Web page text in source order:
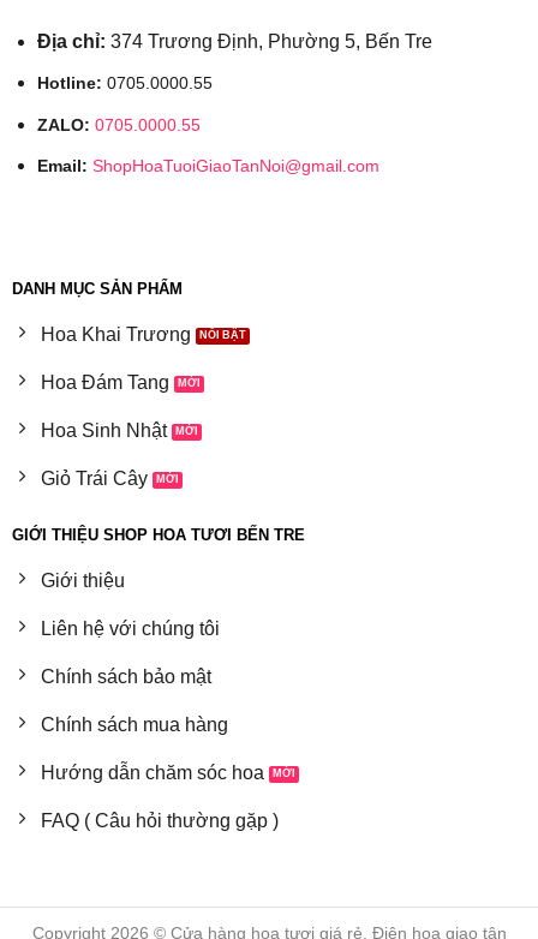
Địa chỉ: 374 Trương Định, Phường 5, Bến Tre
Hotline: 0705.0000.55
ZALO: 0705.0000.55
Email: ShopHoaTuoiGiaoTanNoi@gmail.com
DANH MỤC SẢN PHẨM
Hoa Khai Trương
Hoa Đám Tang
Hoa Sinh Nhật
Giỏ Trái Cây
GIỚI THIỆU SHOP HOA TƯƠI BẾN TRE
Giới thiệu
Liên hệ với chúng tôi
Chính sách bảo mật
Chính sách mua hàng
Hướng dẫn chăm sóc hoa
FAQ ( Câu hỏi thường gặp )
Copyright 2026 © Cửa hàng hoa tươi giá rẻ, Điện hoa giao tận